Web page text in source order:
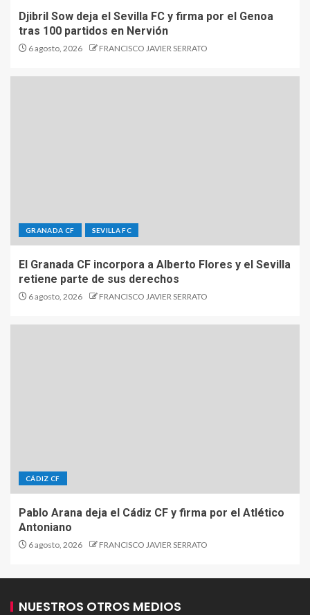
Djibril Sow deja el Sevilla FC y firma por el Genoa
tras 100 partidos en Nervión
6 agosto, 2026 FRANCISCO JAVIER SERRATO
GRANADA CF SEVILLA FC
El Granada CF incorpora a Alberto Flores y el Sevilla
retiene parte de sus derechos
6 agosto, 2026 FRANCISCO JAVIER SERRATO
CÁDIZ CF
Pablo Arana deja el Cádiz CF y firma por el Atlético
Antoniano
6 agosto, 2026 FRANCISCO JAVIER SERRATO
NUESTROS OTROS MEDIOS